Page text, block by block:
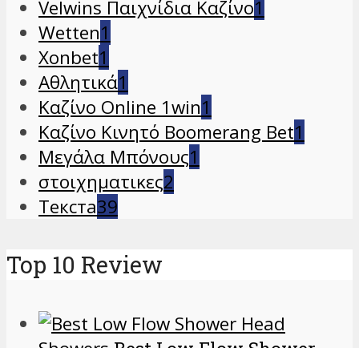
Velwins Παιχνίδια Καζίνο1
Wetten1
Xonbet1
Αθλητικά1
Καζίνο Online 1win1
Καζίνο Κινητό Boomerang Bet1
Μεγάλα Μπόνους1
στοιχηματικες2
Текста39
Top 10 Review